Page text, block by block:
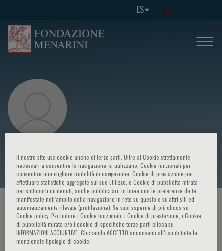
ES
Tariq Mughal
HOME PAGE / CURSOS Y EVENTOS / ORADOR
Il nostro sito usa cookie anche di terze parti. Oltre ai Cookie strettamente
necessari a consentire la navigazione, si utilizzano, Cookie funzionali per
consentire una migliore fruibilità di navigazione, Cookie di prestazione per
effettuare statistiche aggregate sul suo utilizzo, e Cookie di pubblicità mirata
per sottoporti contenuti, anche pubblicitari, in linea con le preferenze da te
manifestate nell‘ambito della navigazione in rete su questo e su altri siti ed
automaticamente rilevate (profilazione). Se vuoi saperne di più clicca su
Cookie policy. Per inibire i Cookie funzionali, i Cookie di prestazione, i Cookie
di pubblicità mirata e/o i cookie di specifiche terze parti clicca su
INFORMAZIONI AGGIUNTIVE. Cliccando ACCETTO acconsenti all’uso di tutte le
menzionate tipologie di cookie.